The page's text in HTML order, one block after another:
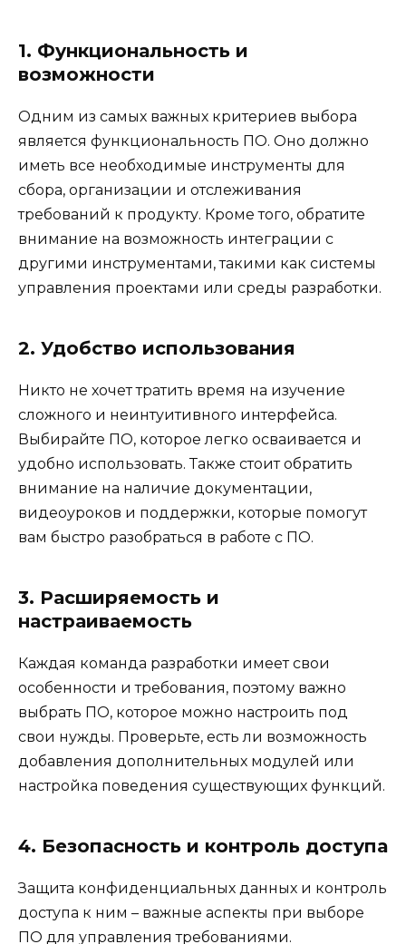
1. Функциональность и
возможности
Одним из самых важных критериев выбора
является функциональность ПО. Оно должно
иметь все необходимые инструменты для
сбора, организации и отслеживания
требований к продукту. Кроме того, обратите
внимание на возможность интеграции с
другими инструментами, такими как системы
управления проектами или среды разработки.
2. Удобство использования
Никто не хочет тратить время на изучение
сложного и неинтуитивного интерфейса.
Выбирайте ПО, которое легко осваивается и
удобно использовать. Также стоит обратить
внимание на наличие документации,
видеоуроков и поддержки, которые помогут
вам быстро разобраться в работе с ПО.
3. Расширяемость и
настраиваемость
Каждая команда разработки имеет свои
особенности и требования, поэтому важно
выбрать ПО, которое можно настроить под
свои нужды. Проверьте, есть ли возможность
добавления дополнительных модулей или
настройка поведения существующих функций.
4. Безопасность и контроль доступа
Защита конфиденциальных данных и контроль
доступа к ним – важные аспекты при выборе
ПО для управления требованиями.